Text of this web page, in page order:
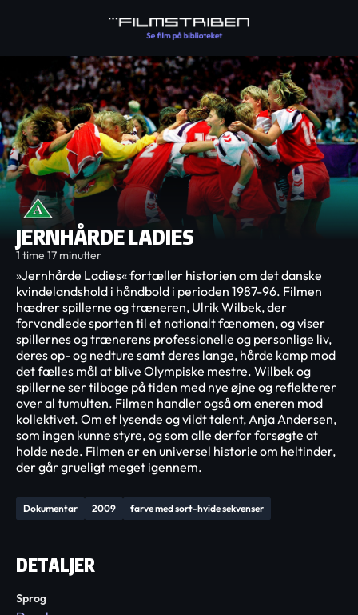
JERNHÅRDE LADIES
1 time 17 minutter
Dokumentar 2009 farve med sort-hvide sekvenser
»Jernhårde Ladies« fortæller historien om det danske
kvindelandshold i håndbold i perioden 1987-96. Filmen
hædrer spillerne og træneren, Ulrik Wilbek, der
forvandlede sporten til et nationalt fænomen, og viser
spillernes og trænerens professionelle og personlige liv,
deres op- og nedture samt deres lange, hårde kamp mod
det fælles mål at blive Olympiske mestre. Wilbek og
spillerne ser tilbage på tiden med nye øjne og reflekterer
over al tumulten. Filmen handler også om eneren mod
kollektivet. Om et lysende og vildt talent, Anja Andersen,
som ingen kunne styre, og som alle derfor forsøgte at
holde nede. Filmen er en universel historie om heltinder,
der går grueligt meget igennem.
DETALJER
Sprog